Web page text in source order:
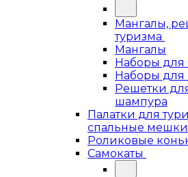
Мангалы,
туризма
Мангалы
Наборы для
Наборы для
Решетки
шампура
Палатки для
спальные мешки
Роликовые
Самокаты